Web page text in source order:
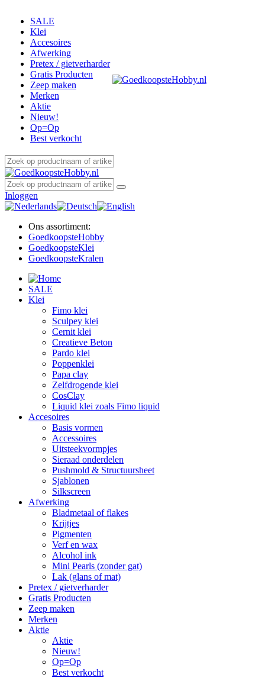
SALE
Klei
Accesoires
Afwerking
Pretex / gietverharder
Gratis Producten
Zeep maken
Merken
Aktie
Nieuw!
Op=Op
Best verkocht
Inloggen
Ons assortiment:
GoedkoopsteHobby
GoedkoopsteKlei
GoedkoopsteKralen
SALE
Klei
Fimo klei
Sculpey klei
Cernit klei
Creatieve Beton
Pardo klei
Poppenklei
Papa clay
Zelfdrogende klei
CosClay
Liquid klei zoals Fimo liquid
Accesoires
Basis vormen
Accessoires
Uitsteekvormpjes
Sieraad onderdelen
Pushmold & Structuursheet
Sjablonen
Silkscreen
Afwerking
Bladmetaal of flakes
Krijtjes
Pigmenten
Verf en wax
Alcohol ink
Mini Pearls (zonder gat)
Lak (glans of mat)
Pretex / gietverharder
Gratis Producten
Zeep maken
Merken
Aktie
Aktie
Nieuw!
Op=Op
Best verkocht